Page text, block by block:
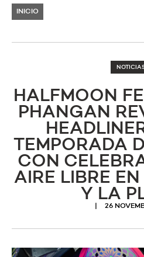
INICIO
HALFMOON
PHANGAN
TEMPORADA
CON
AIRE LIBRE
Y LA
26